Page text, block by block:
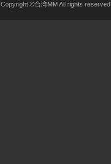
Copyright ©台湾MM All rights reserved.